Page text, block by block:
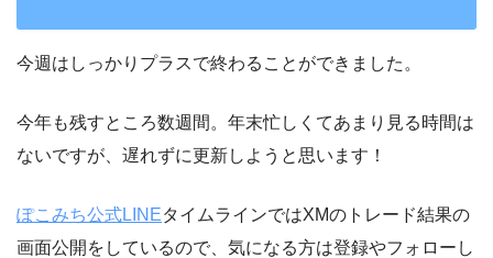
今週はしっかりプラスで終わることができました。
今年も残すところ数週間。年末忙しくてあまり見る時間は
ないですが、遅れずに更新しようと思います！
ぽこみち公式LINEタイムラインではXMのトレード結果の
画面公開をしているので、気になる方は登録やフォローし